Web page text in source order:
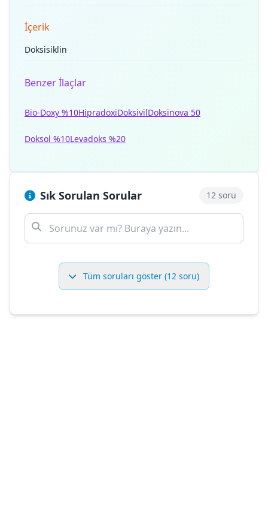
İçerik
Doksisiklin
Benzer İlaçlar
Bio-Doxy %10HipradoxiDoksivilDoksinova 50
Doksol %10Levadoks %20
Sık Sorulan Sorular 12 soru
Tüm soruları göster (12 soru)